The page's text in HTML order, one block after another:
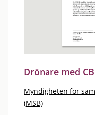
Drönare med
Myndigheten för
(MSB)